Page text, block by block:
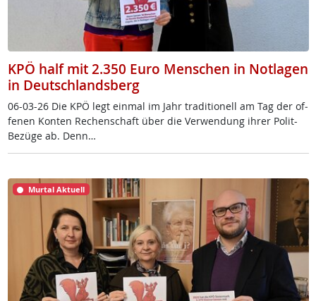
KPÖ half mit 2.350 Euro Menschen in Notlagen
in Deutschlandsberg
06-03-26 Die KPÖ legt ein­mal im Jahr tra­di­tio­nell am Tag der of­
fe­nen Kon­ten Re­chen­schaft über die Ver­wen­dung ih­rer Po­lit-
Be­zü­ge ab. Denn…
Murtal Aktuell